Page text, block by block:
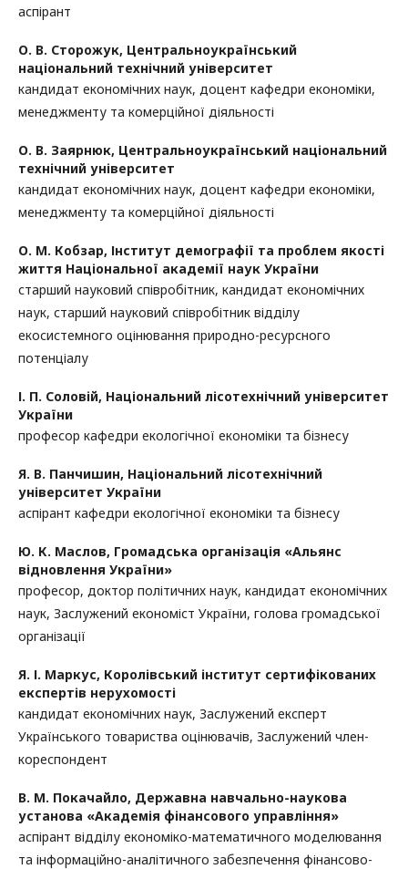
аспірант
О. В. Сторожук, Центральноукраїнський
національний технічний університет
кандидат економічних наук, доцент кафедри економіки,
менеджменту та комерційної діяльності
О. В. Заярнюк, Центральноукраїнський національний
технічний університет
кандидат економічних наук, доцент кафедри економіки,
менеджменту та комерційної діяльності
О. М. Кобзар, Інститут демографії та проблем якості
життя Національної академії наук України
старший науковий співробітник, кандидат економічних
наук, старший науковий співробітник відділу
екосистемного оцінювання природно-ресурсного
потенціалу
І. П. Соловій, Національний лісотехнічний університет
України
професор кафедри екологічної економіки та бізнесу
Я. В. Панчишин, Національний лісотехнічний
університет України
аспірант кафедри екологічної економіки та бізнесу
Ю. К. Маслов, Громадська організація «Альянс
відновлення України»
професор, доктор політичних наук, кандидат економічних
наук, Заслужений економіст України, голова громадської
організації
Я. І. Маркус, Королівський інститут сертифікованих
експертів нерухомості
кандидат економічних наук, Заслужений експерт
Українського товариства оцінювачів, Заслужений член-
кореспондент
В. М. Покачайло, Державна навчально-наукова
установа «Академія фінансового управління»
аспірант відділу економіко-математичного моделювання
та інформаційно-аналітичного забезпечення фінансово-